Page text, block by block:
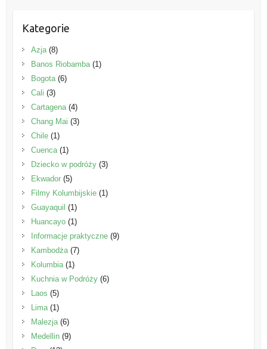
Kategorie
Azja(8)
Banos Riobamba(1)
Bogota(6)
Cali (3)
Cartagena(4)
Chang Mai (3)
Chile(1)
Cuenca(1)
Dziecko w podróży(3)
Ekwador(5)
Filmy Kolumbijskie(1)
Guayaquil (1)
Huancayo(1)
Informacje praktyczne(9)
Kambodża(7)
Kolumbia(1)
Kuchnia w Podróży(6)
Laos (5)
Lima(1)
Malezja(6)
Medellin(9)